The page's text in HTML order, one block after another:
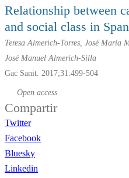
Relationship between
and social class in
Teresa Almerich-Torres, José María
José Manuel Almerich-Silla
Gac Sanit. 2017;31:499-504
Open access
Compartir
Twitter
Facebook
Bluesky
Linkedin